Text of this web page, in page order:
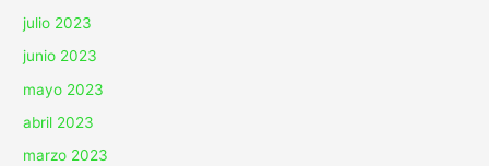
julio 2023
junio 2023
mayo 2023
abril 2023
marzo 2023